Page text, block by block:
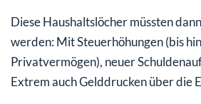
Diese Haushaltslöcher müssten
werden: Mit Steuerhöhungen (bis
Privatvermögen), neuer
Extrem auch Gelddrucken über die